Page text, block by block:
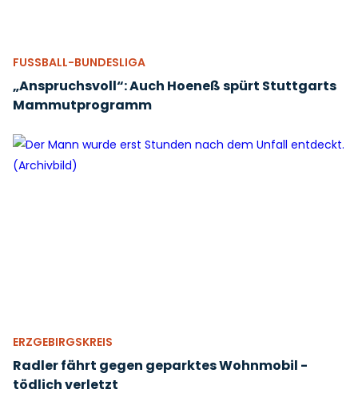
FUSSBALL-BUNDESLIGA
„Anspruchsvoll“: Auch Hoeneß spürt Stuttgarts
Mammutprogramm
ERZGEBIRGSKREIS
Radler fährt gegen geparktes Wohnmobil -
tödlich verletzt